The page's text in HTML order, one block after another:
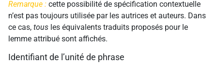
Remarque : cette possibilité de spécification contextuelle
n’est pas toujours utilisée par les autrices et auteurs. Dans
ce cas, tous les équivalents traduits proposés pour le
lemme attribué sont affichés.
Identifiant de l’unité de phrase